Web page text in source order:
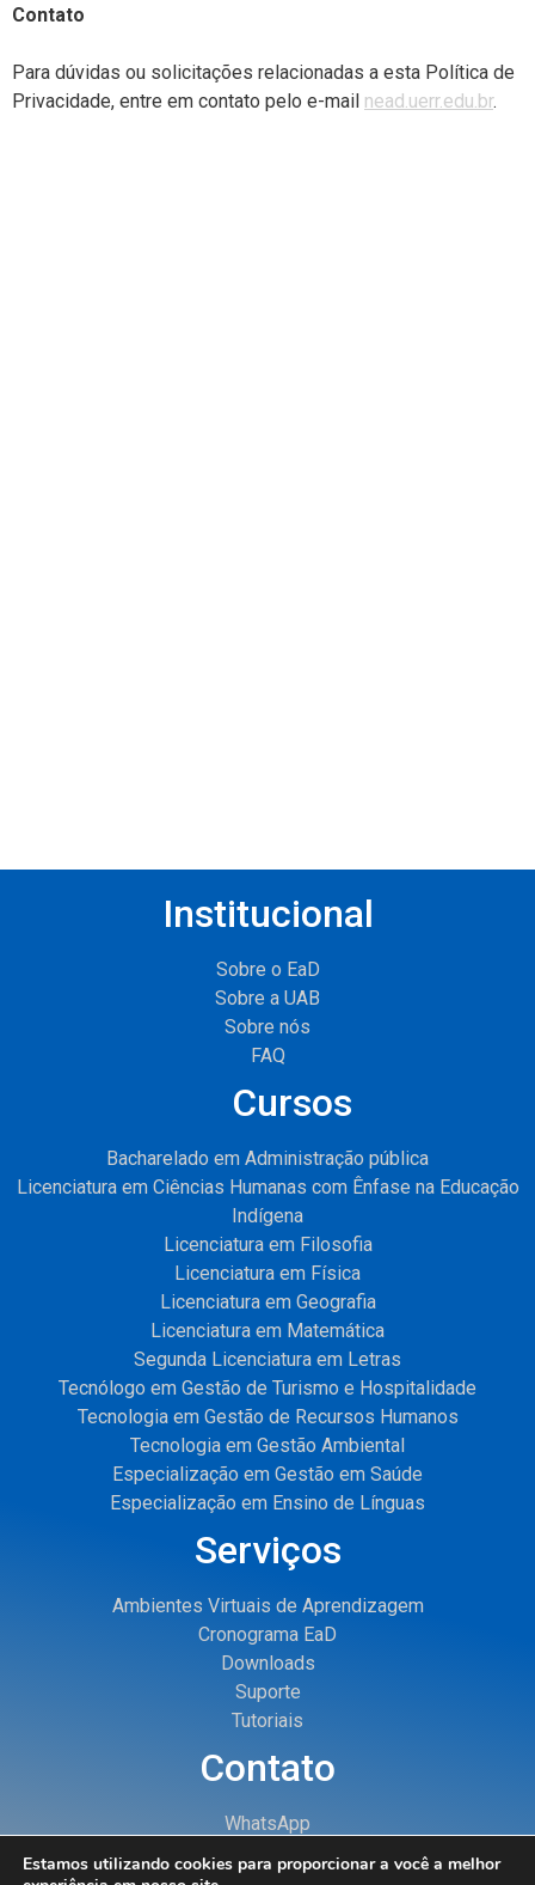
Contato
Para dúvidas ou solicitações relacionadas a esta Política de
Privacidade, entre em contato pelo e-mail nead.uerr.edu.br.
Institucional
Sobre o EaD
Sobre a UAB
Sobre nós
FAQ
Cursos
Bacharelado em Administração pública
Licenciatura em Ciências Humanas com Ênfase na Educação
Indígena
Licenciatura em Filosofia
Licenciatura em Física
Licenciatura em Geografia
Licenciatura em Matemática
Segunda Licenciatura em Letras
Tecnólogo em Gestão de Turismo e Hospitalidade
Tecnologia em Gestão de Recursos Humanos
Tecnologia em Gestão Ambiental
Especialização em Gestão em Saúde
Especialização em Ensino de Línguas
Serviços
Ambientes Virtuais de Aprendizagem
Cronograma EaD
Downloads
Suporte
Tutoriais
Contato
WhatsApp
Estamos utilizando cookies para proporcionar a você a melhor